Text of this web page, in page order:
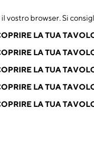
browser. Si
LA TUA
LA TUA
LA TUA
LA TUA
LA TUA